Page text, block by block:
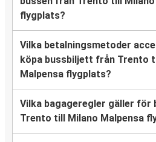
flygplats?
Vilka betalningsmetoder
köpa bussbiljett från Trento
Malpensa flygplats?
Vilka bagageregler gäller för
Trento till Milano Malpensa